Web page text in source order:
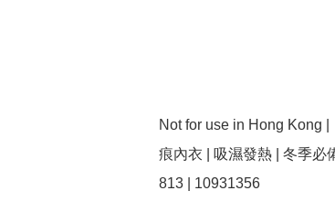
Not for use in Hong Kong
痕內衣 | 吸濕發熱 | 冬季必